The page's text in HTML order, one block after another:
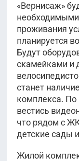
«Вернисаж»
проживания
планируется
Будут
скамейками и
станет
комплекса. По
вестись
что рядом с
детские сады
Жилой